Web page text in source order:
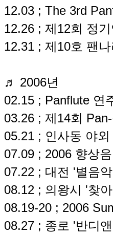
12.03 ; The 3rd
12.26 ; 제12회 정
12.31 ; 제10호 팬
♬ 2006년
02.15 ; Panflute 연
03.26 ; 제14회
05.21 ; 인사동 야
07.09 ; 2006 향상
07.22 ; 대전 '별음
08.12 ; 의왕시 '찾
08.19-20 ; 2006
08.27 ; 종로 '반디